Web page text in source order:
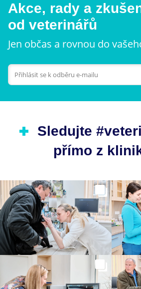
Akce, rady a
od veterinářů
Jen občas a rovnou do
Sledujte
přímo z